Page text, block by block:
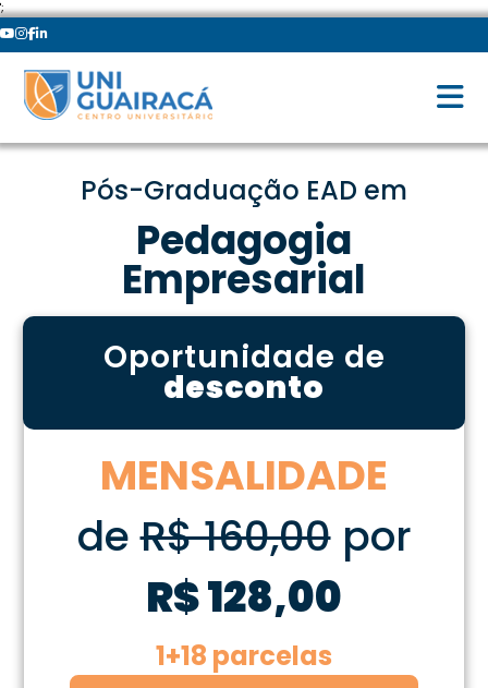
';
Pós-Graduação EAD em
Pedagogia
Empresarial
Oportunidade de
desconto
MENSALIDADE
deR$ 160,00por
R$ 128,00
1+18 parcelas